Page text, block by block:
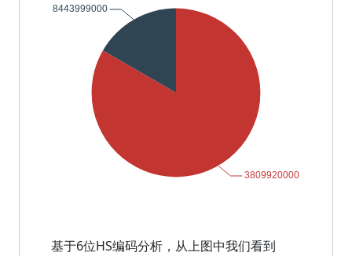
基于6位HS编码分析，从上图中我们看到